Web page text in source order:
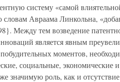
систему «самой
словам Авраама Линкольна,
Между тем возведение
является явным
моментов,
социальные, экономические
значимую роль, как и